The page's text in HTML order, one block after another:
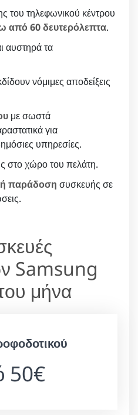
του τηλεφωνικού κέντρου
από 60 δευτερόλεπτα.
αυστηρά τα
νόμιμες αποδείξεις
με σωστά
για
υπηρεσίες.
στο χώρο του πελάτη.
παράδοση συσκευής σε
Samsung
μήνα
50€